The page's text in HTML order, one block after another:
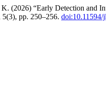
(2026) “Early Detection and
5(3), pp. 250–256. doi:10.11594/